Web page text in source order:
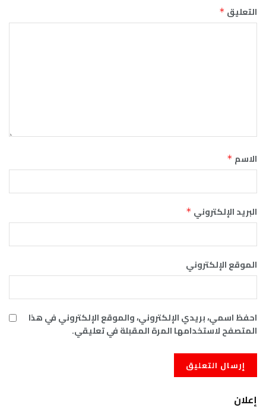
التعليق *
الاسم *
البريد الإلكتروني *
الموقع الإلكتروني
احفظ اسمي، بريدي الإلكتروني، والموقع الإلكتروني في هذا
المتصفح لاستخدامها المرة المقبلة في تعليقي.
إعلان